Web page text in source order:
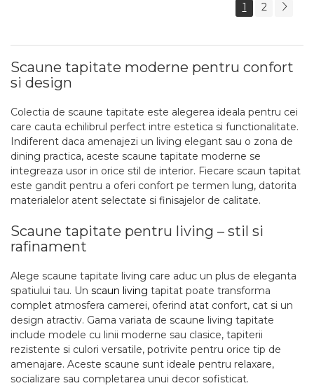
1 2
Scaune tapitate moderne pentru confort
si design
Colectia de scaune tapitate este alegerea ideala pentru cei
care cauta echilibrul perfect intre estetica si functionalitate.
Indiferent daca amenajezi un living elegant sau o zona de
dining practica, aceste scaune tapitate moderne se
integreaza usor in orice stil de interior. Fiecare scaun tapitat
este gandit pentru a oferi confort pe termen lung, datorita
materialelor atent selectate si finisajelor de calitate.
Scaune tapitate pentru living – stil si
rafinament
Alege scaune tapitate living care aduc un plus de eleganta
spatiului tau. Un scaun living tapitat poate transforma
complet atmosfera camerei, oferind atat confort, cat si un
design atractiv. Gama variata de scaune living tapitate
include modele cu linii moderne sau clasice, tapiterii
rezistente si culori versatile, potrivite pentru orice tip de
amenajare. Aceste scaune sunt ideale pentru relaxare,
socializare sau completarea unui decor sofisticat.